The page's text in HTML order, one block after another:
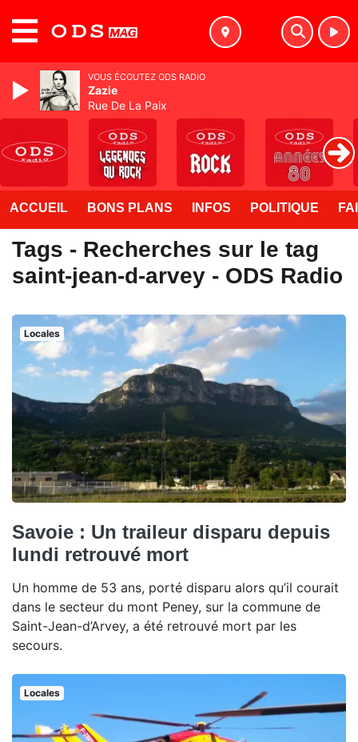
ACCUEIL BONS PLANS INFOS POLITIQUE
Tags - Recherches sur le tag
saint-jean-d-arvey - ODS Radio
Locales
Savoie : Un traileur disparu depuis
lundi retrouvé mort
Un homme de 53 ans, porté disparu alors qu’il courait
dans le secteur du mont Peney, sur la commune de
Saint-Jean-d’Arvey, a été retrouvé mort par les
secours.
Locales
VOUS ÉCOUTEZ ODS RADIO
Zazie
Rue De La Paix